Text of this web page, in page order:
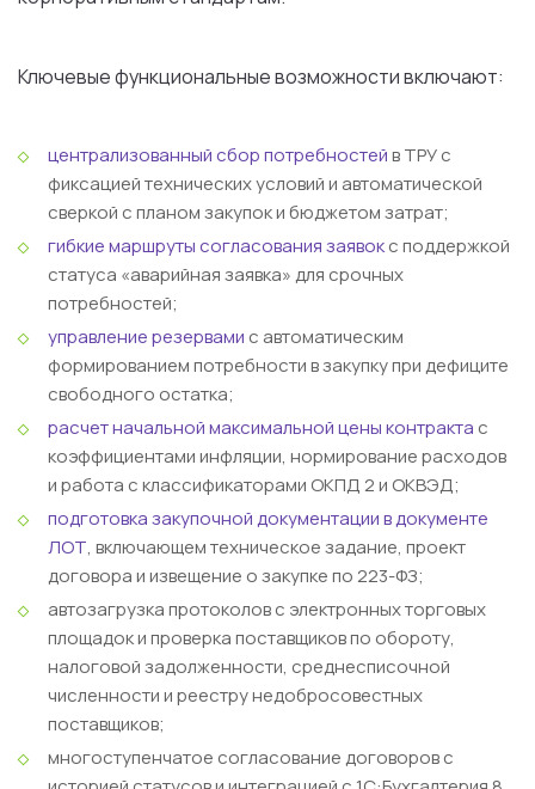
Ключевые функциональные возможности включают:
централизованный сбор потребностейв ТРУ с
фиксацией технических условий и автоматической
сверкой с планом закупок и бюджетом затрат;
гибкие маршруты согласования заявокс поддержкой
статуса «аварийная заявка» для срочных
потребностей;
управление резервами с автоматическим
формированием потребности в закупку при дефиците
свободного остатка;
расчет начальной максимальной цены контракта с
коэффициентами инфляции, нормирование расходов
и работа с классификаторами ОКПД 2 и ОКВЭД;
подготовка закупочной документации в документе
ЛОТ, включающем техническое задание, проект
договора и извещение о закупке по 223-ФЗ;
автозагрузка протоколов с электронных торговых
площадок и проверка поставщиков по обороту,
налоговой задолженности, среднесписочной
численности и реестру недобросовестных
поставщиков;
многоступенчатое согласование договоров с